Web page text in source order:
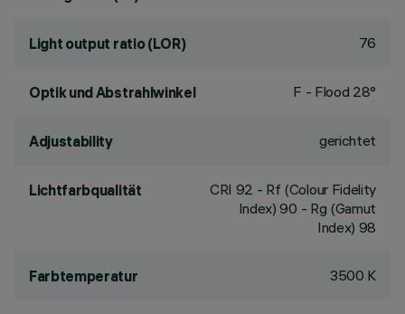
Light output ratio (LOR) 76
Optik und Abstrahlwinkel F - Flood 28°
Adjustability gerichtet
Lichtfarbqualität CRI 92 - Rf (Colour Fidelity
Index) 90 - Rg (Gamut
Index) 98
Farbtemperatur 3500 K